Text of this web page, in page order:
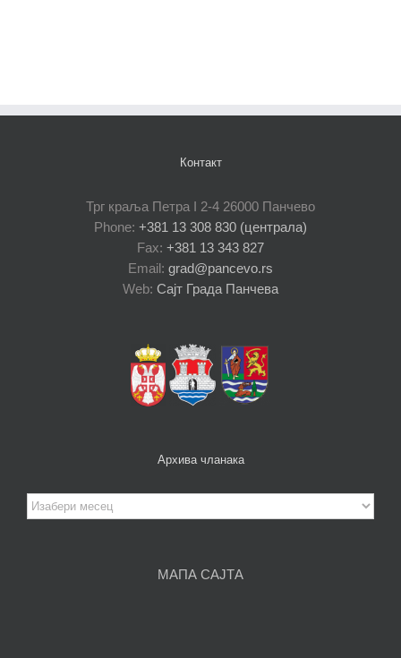
Контакт
Трг краља Петра I 2-4 26000 Панчево
Phone: +381 13 308 830 (централа)
Fax: +381 13 343 827
Email: grad@pancevo.rs
Web: Сајт Града Панчева
Архива чланака
Архива
чланака
МАПА САЈТА